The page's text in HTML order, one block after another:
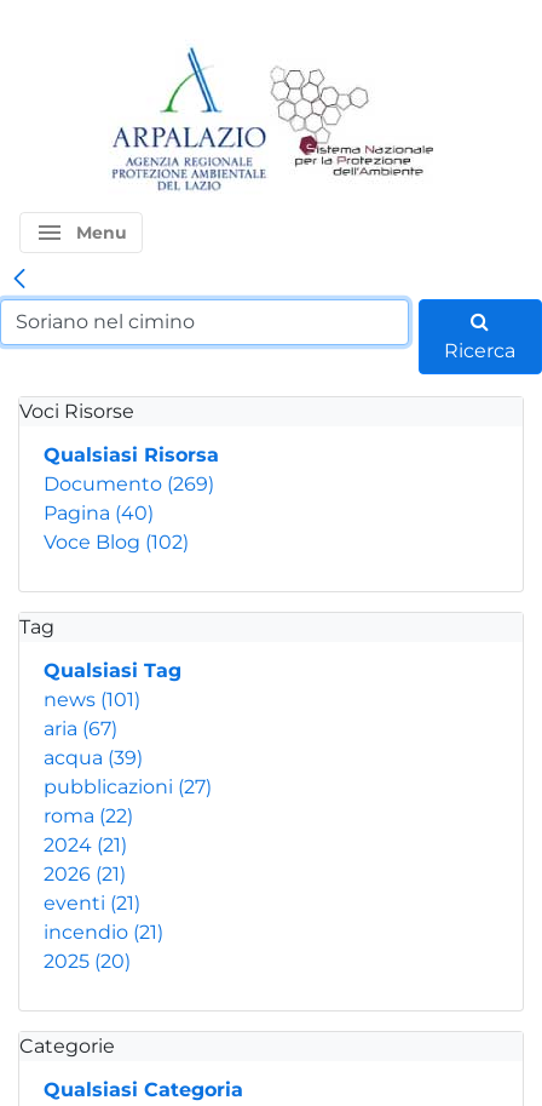
menu Menu
Ricerca
Voci Risorse
Qualsiasi Risorsa
Documento (269)
Pagina (40)
Voce Blog (102)
Tag
Qualsiasi Tag
news (101)
aria (67)
acqua (39)
pubblicazioni (27)
roma (22)
2024 (21)
2026 (21)
eventi (21)
incendio (21)
2025 (20)
Categorie
Qualsiasi Categoria